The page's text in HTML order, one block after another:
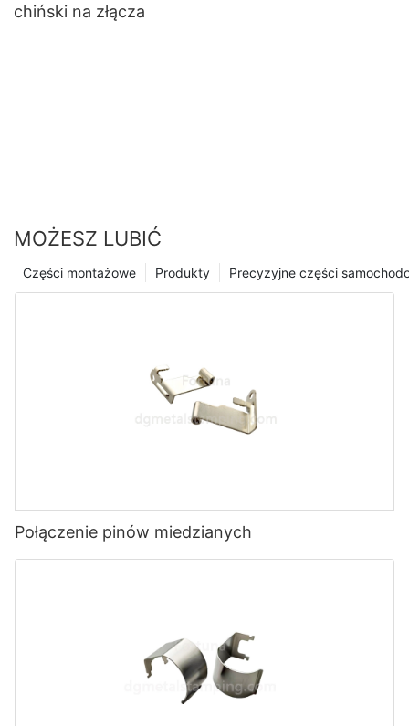
chiński na złącza
MOŻESZ LUBIĆ
Precyzyjne części
Produkty
Części montażowe
Połączenie pinów miedzianych